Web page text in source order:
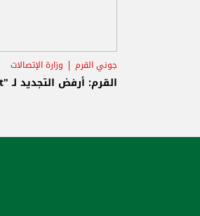
جوني القرم
وزارة الإتصالات
حكومة تصريف الأعمال
القرم: أرفض التجديد لـ "Liban Post"